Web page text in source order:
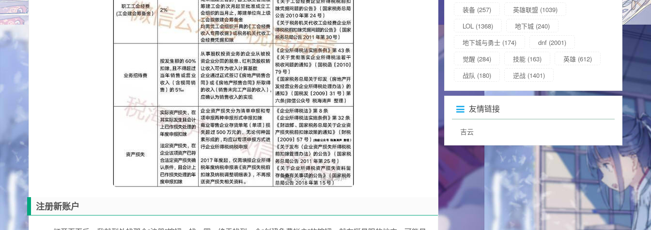
注册新账户
装备 (257) 英雄联盟 (1039)
LOL (1368) 地下城 (240)
地下城与勇士 (174) dnf (2001)
觉醒 (284) 技能 (163) 英雄 (612)
战队 (180) 逆战 (1401)
友情链接
吉云